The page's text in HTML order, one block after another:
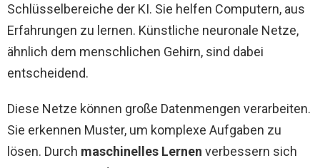
Schlüsselbereiche der KI. Sie helfen Computern, aus
Erfahrungen zu lernen. Künstliche neuronale Netze,
ähnlich dem menschlichen Gehirn, sind dabei
entscheidend.
Diese Netze können große Datenmengen verarbeiten.
Sie erkennen Muster, um komplexe Aufgaben zu
lösen. Durch maschinelles Lernen verbessern sich